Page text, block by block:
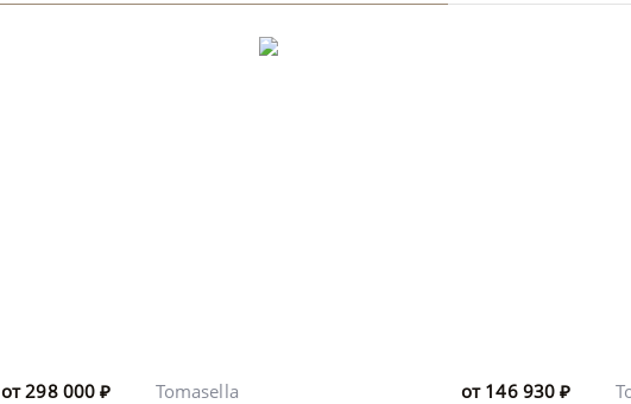
от298 000 ₽ от 146 930 ₽
Tomasella